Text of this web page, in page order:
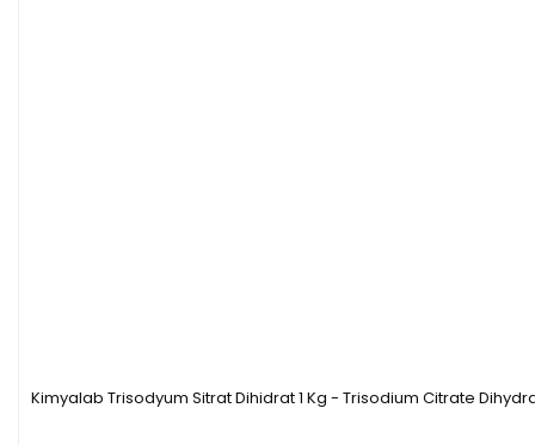
Kimyalab Trisodyum Sitrat Dihidrat 1 Kg - Trisodium Citrate